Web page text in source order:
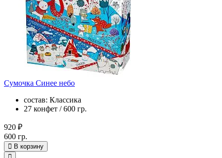
Сумочка Синее небо
состав: Классика
27 конфет / 600 гр.
920 ₽
600 гр.
В корзину